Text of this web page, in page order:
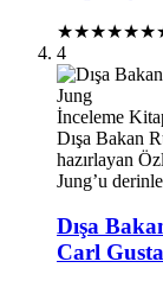
★★★★★
4
İnceleme
Dışa Bakan
hazırlayan
Jung’u
Dışa
Carl